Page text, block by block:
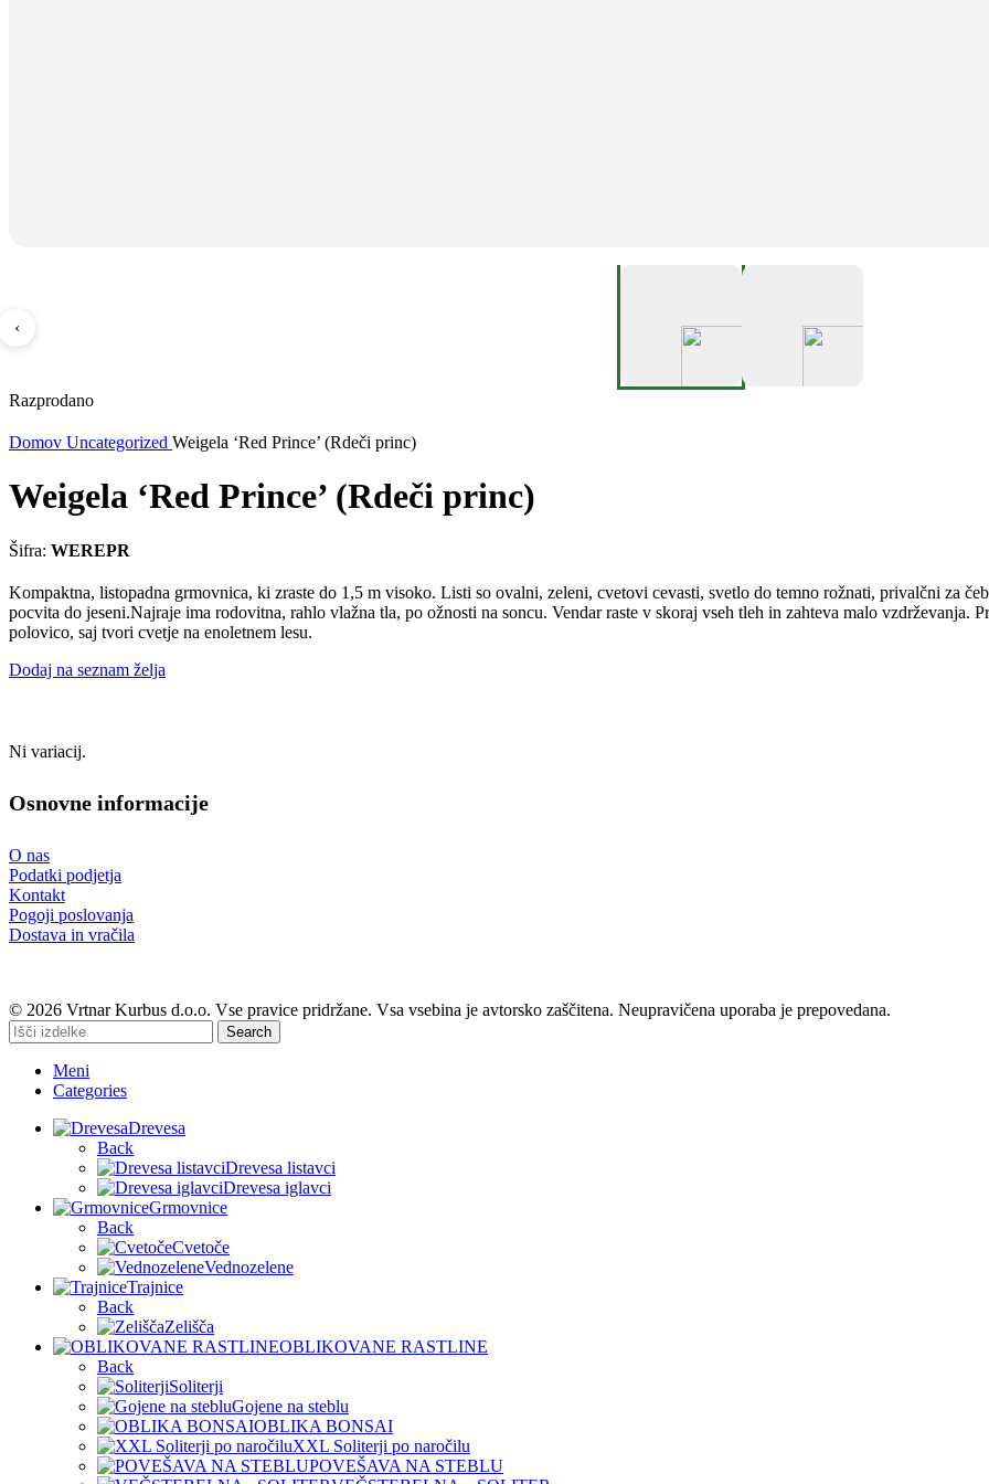
‹
Razprodano
Domov Uncategorized Weigela ‘Red Prince’ (Rdeči princ)
Weigela ‘Red Prince’ (Rdeči princ)
Šifra: WEREPR
Kompaktna, listopadna grmovnica, ki zraste do 1,5 m visoko. Listi so ovalni, zeleni, cvetovi cevasti, svetlo do temno rožnati, privalčni za
pocvita do jeseni.Najraje ima rodovitna, rahlo vlažna tla, po ožnosti na soncu. Vendar raste v skoraj vseh tleh in zahteva malo
polovico, saj tvori cvetje na enoletnem lesu.
Dodaj na seznam želja
Ni variacij.
Osnovne informacije
O nas
Podatki podjetja
Kontakt
Pogoji poslovanja
Dostava in vračila
© 2026 Vrtnar Kurbus d.o.o. Vse pravice pridržane. Vsa vsebina je avtorsko zaščitena. Neupravičena uporaba je prepovedana.
Search
Meni
Categories
Drevesa
Back
Drevesa listavci
Drevesa iglavci
Grmovnice
Back
Cvetoče
Vednozelene
Trajnice
Back
Zelišča
OBLIKOVANE RASTLINE
Back
Soliterji
Gojene na steblu
OBLIKA BONSAI
XXL Soliterji po naročilu
POVEŠAVA NA STEBLU